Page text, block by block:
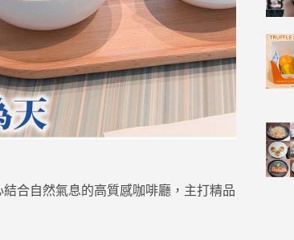
結合自然氣息的高質感咖啡廳，主打精品